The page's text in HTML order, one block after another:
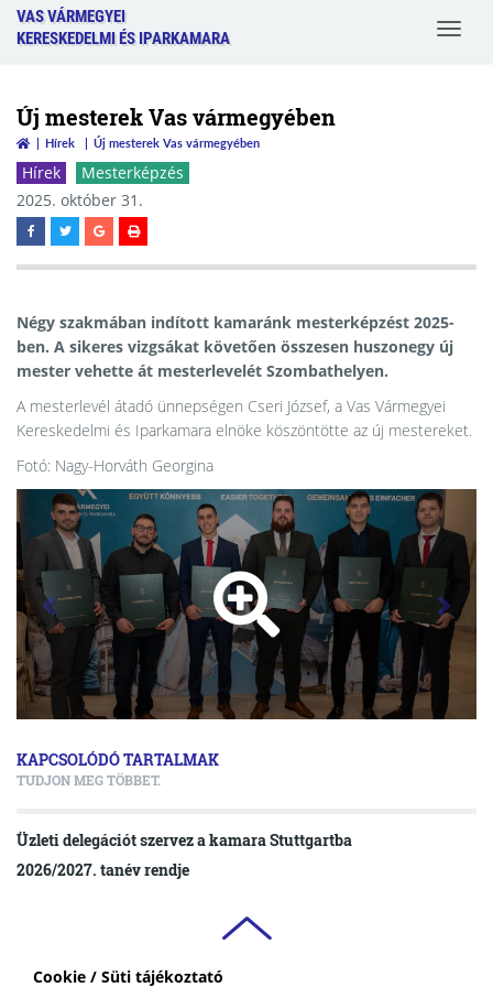
Cookie / Süti tájékoztató
VAS VÁRMEGYEI
KERESKEDELMI ÉS IPARKAMARA
Toggle
Új mesterek Vas vármegyében
Hírek Új mesterek Vas vármegyében
Hírek
Mesterképzés
2025. október 31.
Négy szakmában indított kamaránk mesterképzést 2025-
ben. A sikeres vizgsákat követően összesen huszonegy új
mester vehette át mesterlevelét Szombathelyen.
A mesterlevél átadó ünnepségen Cseri József, a Vas Vármegyei
Kereskedelmi és Iparkamara elnöke köszöntötte az új mestereket.
Fotó: Nagy-Horváth Georgina
KAPCSOLÓDÓ TARTALMAK
TUDJON MEG TÖBBET.
Üzleti delegációt szervez a kamara Stuttgartba
2026/2027. tanév rendje